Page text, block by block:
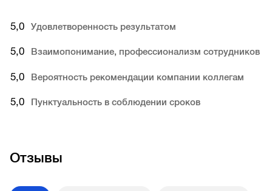
5,0 Удовлетворенность результатом
5,0 Взаимопонимание, профессионализм сотрудников
5,0 Вероятность рекомендации компании коллегам
5,0 Пунктуальность в соблюдении сроков
Отзывы